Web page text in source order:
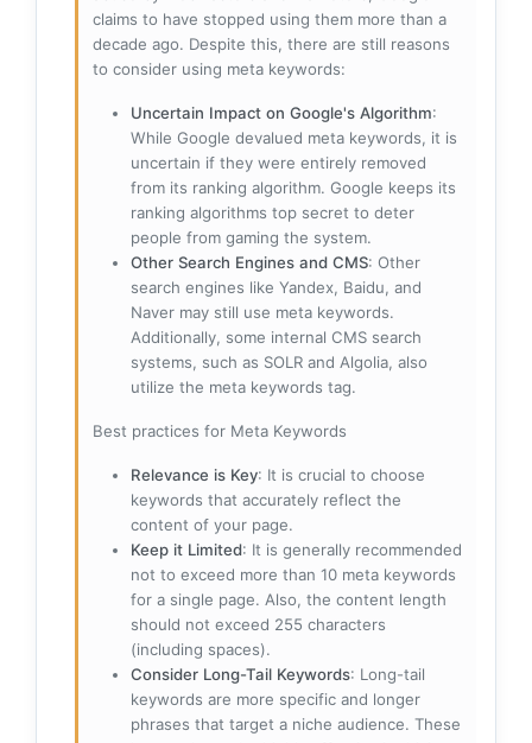
claims to have stopped using them more than a
decade ago. Despite this, there are still reasons
to consider using meta keywords:
Uncertain Impact on Google's Algorithm:
While Google devalued meta keywords, it is
uncertain if they were entirely removed
from its ranking algorithm. Google keeps its
ranking algorithms top secret to deter
people from gaming the system.
Other Search Engines and CMS: Other
search engines like Yandex, Baidu, and
Naver may still use meta keywords.
Additionally, some internal CMS search
systems, such as SOLR and Algolia, also
utilize the meta keywords tag.
Best practices for Meta Keywords
Relevance is Key: It is crucial to choose
keywords that accurately reflect the
content of your page.
Keep it Limited: It is generally recommended
not to exceed more than 10 meta keywords
for a single page. Also, the content length
should not exceed 255 characters
(including spaces).
Consider Long-Tail Keywords: Long-tail
keywords are more specific and longer
phrases that target a niche audience. These